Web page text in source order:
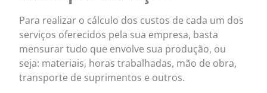
Para realizar o cálculo dos custos de cada um dos
serviços oferecidos pela sua empresa, basta
mensurar tudo que envolve sua produção, ou
seja: materiais, horas trabalhadas, mão de obra,
transporte de suprimentos e outros.